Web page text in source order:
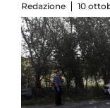
Redazione 10